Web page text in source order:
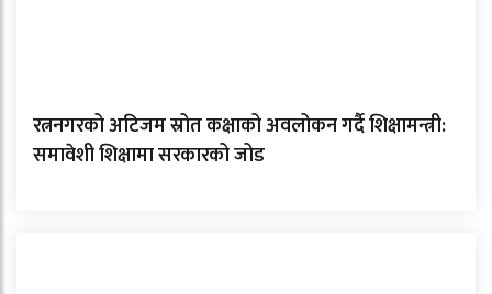
रत्ननगरको अटिजम स्रोत कक्षाको अवलोकन गर्दै शिक्षामन्त्री:
समावेशी शिक्षामा सरकारको जोड